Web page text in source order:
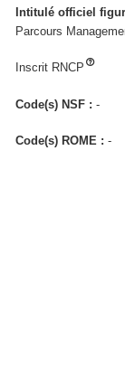
Intitulé officiel
Parcours
Inscrit RNCP
Code(s) NSF :-
Code(s) ROME :-